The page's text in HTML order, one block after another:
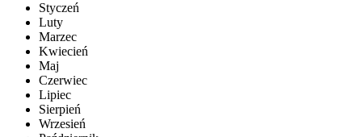
Styczeń
Luty
Marzec
Kwiecień
Maj
Czerwiec
Lipiec
Sierpień
Wrzesień